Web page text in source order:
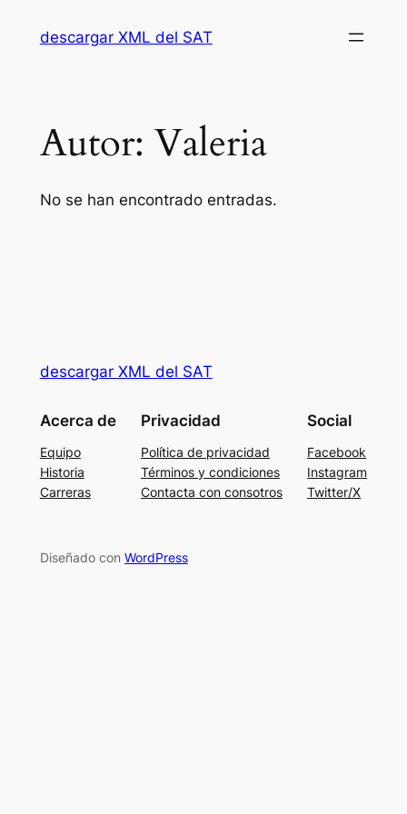
descargar XML del SAT
Autor: Valeria
No se han encontrado entradas.
descargar XML del SAT
Acerca de
Equipo
Historia
Carreras
Privacidad
Política de privacidad
Términos y condiciones
Contacta con consotros
Social
Facebook
Instagram
Twitter/X
Diseñado con WordPress